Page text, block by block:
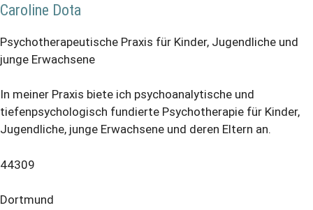
Caroline Dota
Psychotherapeutische Praxis für Kinder, Jugendliche und
junge Erwachsene
In meiner Praxis biete ich psychoanalytische und
tiefenpsychologisch fundierte Psychotherapie für Kinder,
Jugendliche, junge Erwachsene und deren Eltern an.
44309
Dortmund